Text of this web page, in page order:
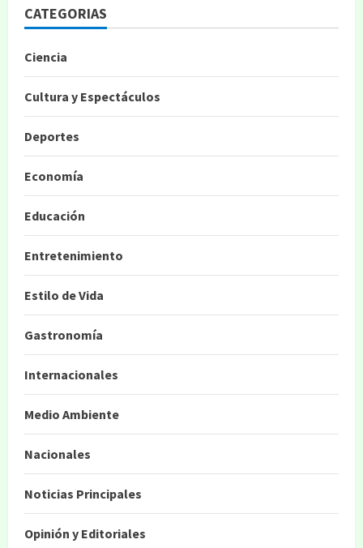
CATEGORIAS
Ciencia
Cultura y Espectáculos
Deportes
Economía
Educación
Entretenimiento
Estilo de Vida
Gastronomía
Internacionales
Medio Ambiente
Nacionales
Noticias Principales
Opinión y Editoriales